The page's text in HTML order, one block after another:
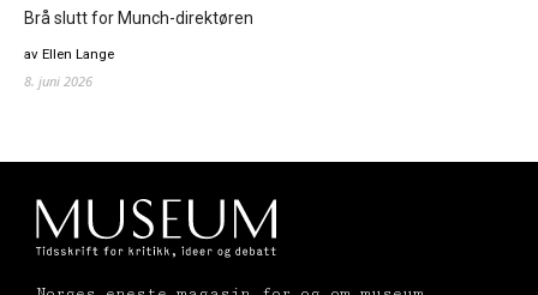
Brå slutt for Munch-direktøren
av Ellen Lange
8. juni 2026